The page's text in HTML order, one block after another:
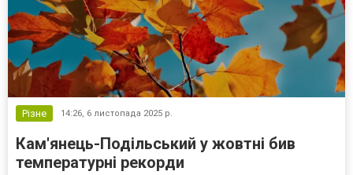
Різне 14:26, 6 листопада 2025 р.
Кам'янець-Подільський у жовтні бив
температурні рекорди